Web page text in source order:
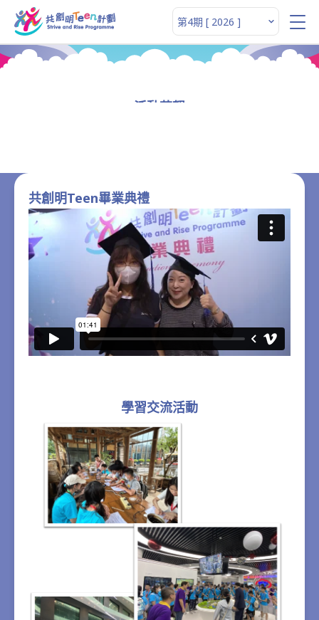
活動花絮
共創明Teen畢業典禮
學習交流活動